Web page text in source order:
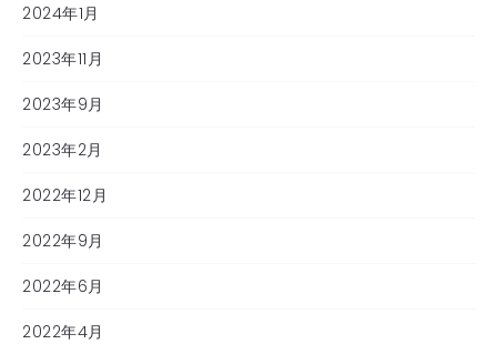
2024年1月
2023年11月
2023年9月
2023年2月
2022年12月
2022年9月
2022年6月
2022年4月